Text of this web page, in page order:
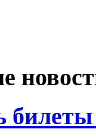
билеты